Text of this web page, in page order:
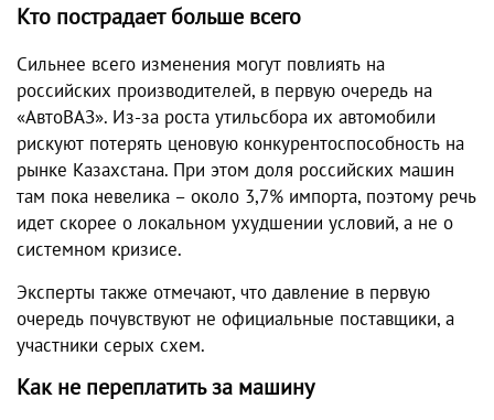
Кто пострадает больше всего
Сильнее всего изменения могут повлиять на
российских производителей, в первую очередь на
«АвтоВАЗ». Из-за роста утильсбора их автомобили
рискуют потерять ценовую конкурентоспособность на
рынке Казахстана. При этом доля российских машин
там пока невелика – около 3,7% импорта, поэтому речь
идет скорее о локальном ухудшении условий, а не о
системном кризисе.
Эксперты также отмечают, что давление в первую
очередь почувствуют не официальные поставщики, а
участники серых схем.
Как не переплатить за машину